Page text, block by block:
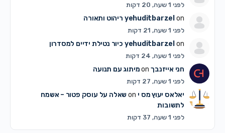
לפני 1 שעה, 20 דקות
yehuditbarzel on ריהוט ותאורה
לפני 1 שעה, 21 דקות
yehuditbarzel on כיור נטילת ידיים למסדרון
לפני 1 שעה, 24 דקות
חני אייזנבךon מיתוג עם תנועה
לפני 1 שעה, 27 דקות
יאלאס יעוץ מס י
שאלה על עוסק פטור – אשמח
לתשובות
לפני 1 שעה, 37 דקות